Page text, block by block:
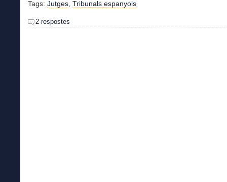
Tags: Jutges, Tribunals espanyols
2 respostes